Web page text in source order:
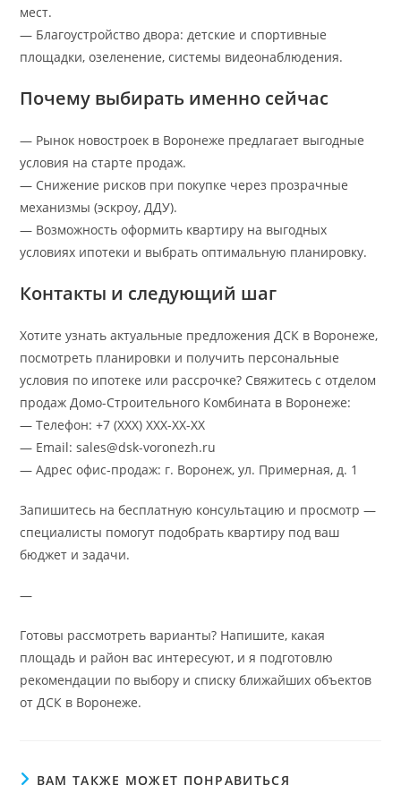
мест.
— Благоустройство двора: детские и спортивные
площадки, озеленение, системы видеонаблюдения.
Почему выбирать именно сейчас
— Рынок новостроек в Воронеже предлагает выгодные
условия на старте продаж.
— Снижение рисков при покупке через прозрачные
механизмы (эскроу, ДДУ).
— Возможность оформить квартиру на выгодных
условиях ипотеки и выбрать оптимальную планировку.
Контакты и следующий шаг
Хотите узнать актуальные предложения ДСК в Воронеже,
посмотреть планировки и получить персональные
условия по ипотеке или рассрочке? Свяжитесь с отделом
продаж Домо-Строительного Комбината в Воронеже:
— Телефон: +7 (XXX) XXX-XX-XX
— Email: sales@dsk-voronezh.ru
— Адрес офис-продаж: г. Воронеж, ул. Примерная, д. 1
Запишитесь на бесплатную консультацию и просмотр —
специалисты помогут подобрать квартиру под ваш
бюджет и задачи.
—
Готовы рассмотреть варианты? Напишите, какая
площадь и район вас интересуют, и я подготовлю
рекомендации по выбору и списку ближайших объектов
от ДСК в Воронеже.
ВАМ ТАКЖЕ МОЖЕТ ПОНРАВИТЬСЯ